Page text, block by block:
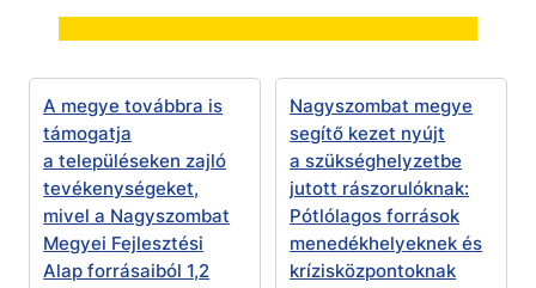
A megye továbbra is
támogatja
a településeken zajló
tevékenységeket,
mivel a Nagyszombat
Megyei Fejlesztési
Alap forrásaiból 1,2
Nagyszombat megye
segítő kezet nyújt
a szükséghelyzetbe
jutott rászorulóknak:
Pótlólagos források
menedékhelyeknek és
krízisközpontoknak